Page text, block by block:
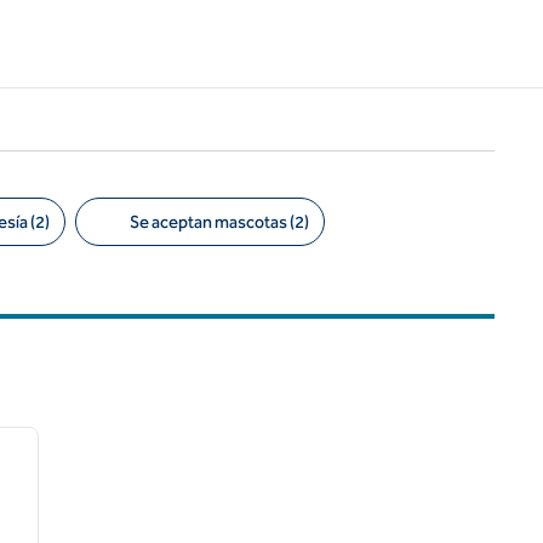
(2) Se aceptan mascotas (2)
siguiente imagen